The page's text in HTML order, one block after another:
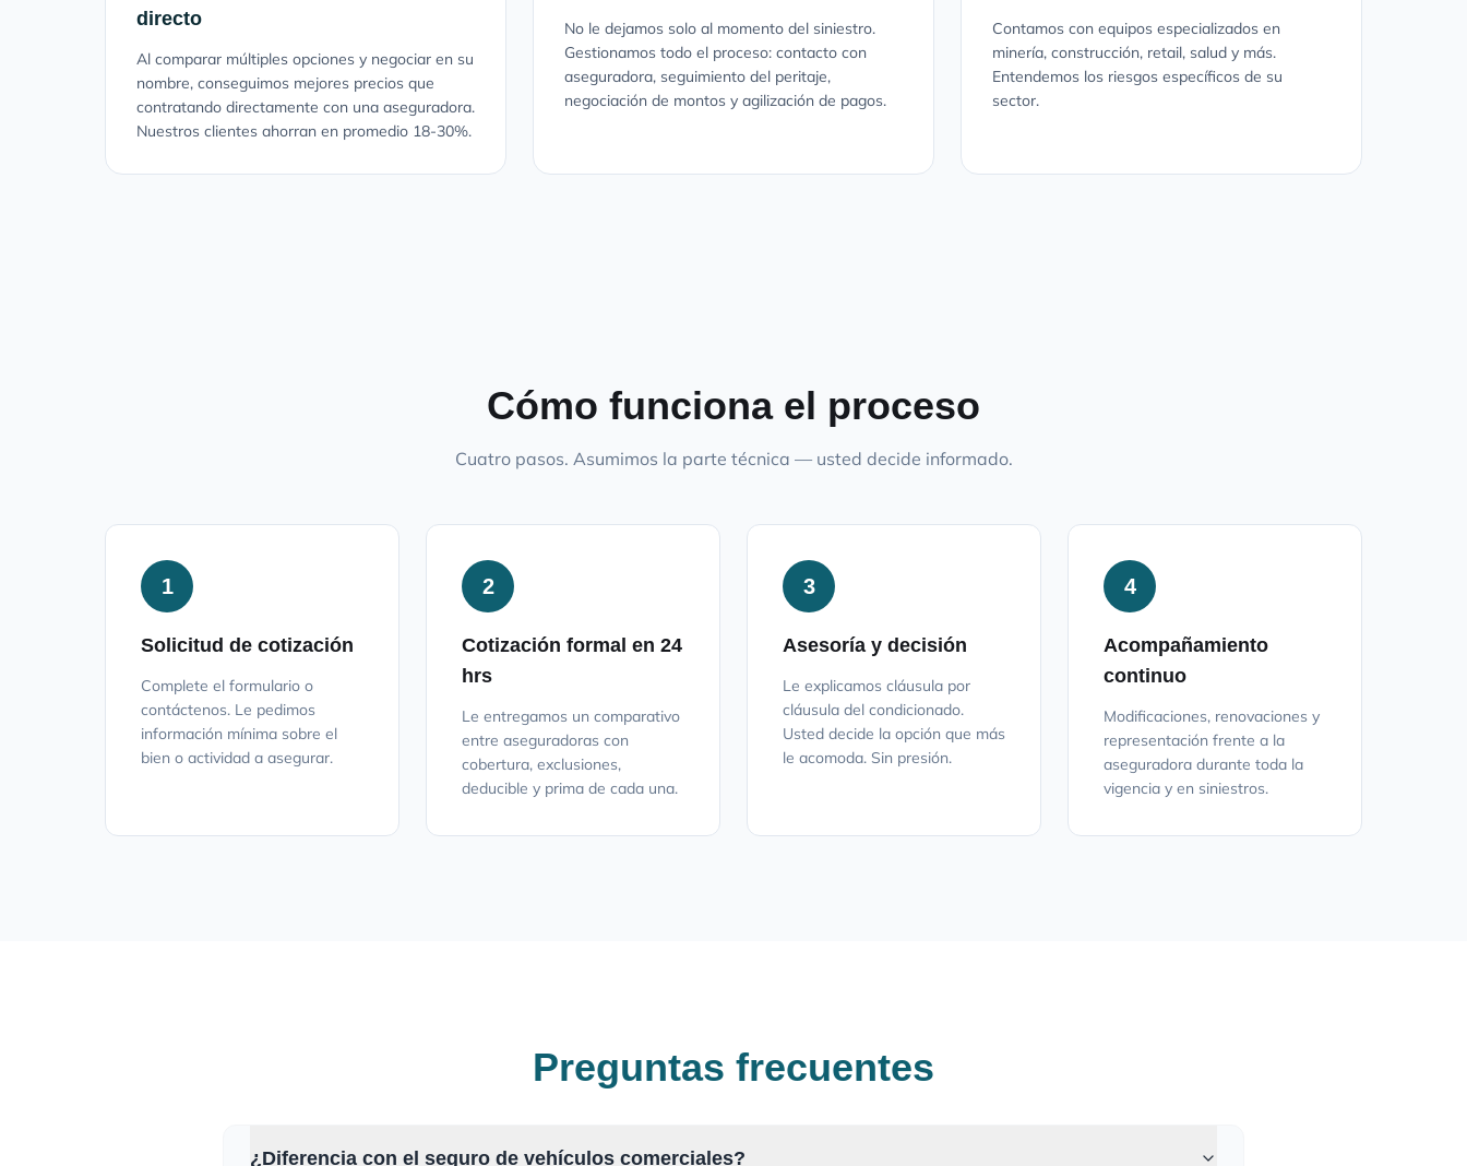
directo
Al comparar múltiples opciones y negociar en su
nombre, conseguimos mejores precios que
contratando directamente con una aseguradora.
Nuestros clientes ahorran en promedio 18-30%.
No le dejamos solo al momento del siniestro.
Gestionamos todo el proceso: contacto con
aseguradora, seguimiento del peritaje,
negociación de montos y agilización de pagos.
Contamos con equipos especializados en
minería, construcción, retail, salud y más.
Entendemos los riesgos específicos de su
sector.
Cómo funciona el proceso
Cuatro pasos. Asumimos la parte técnica — usted decide informado.
1
Solicitud de cotización
Complete el formulario o
contáctenos. Le pedimos
información mínima sobre el
bien o actividad a asegurar.
2
Cotización formal en 24
hrs
Le entregamos un comparativo
entre aseguradoras con
cobertura, exclusiones,
deducible y prima de cada una.
3
Asesoría y decisión
Le explicamos cláusula por
cláusula del condicionado.
Usted decide la opción que más
le acomoda. Sin presión.
4
Acompañamiento
continuo
Modificaciones, renovaciones y
representación frente a la
aseguradora durante toda la
vigencia y en siniestros.
Preguntas frecuentes
¿Diferencia con el seguro de vehículos comerciales?